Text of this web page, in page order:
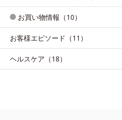
お買い物情報（10）
お客様エピソード（11）
ヘルスケア（18）